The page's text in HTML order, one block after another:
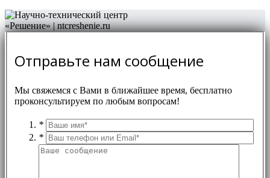
Отправьте нам сообщение
Мы свяжемся с Вами в ближайшее время, бесплатно
проконсультируем по любым вопросам!
*
*